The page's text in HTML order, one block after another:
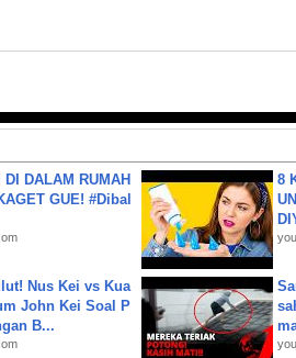
DI DALAM RUMAH
GUE! #Dibal
8
Nus Kei vs Kua
John Kei Soal P
B...